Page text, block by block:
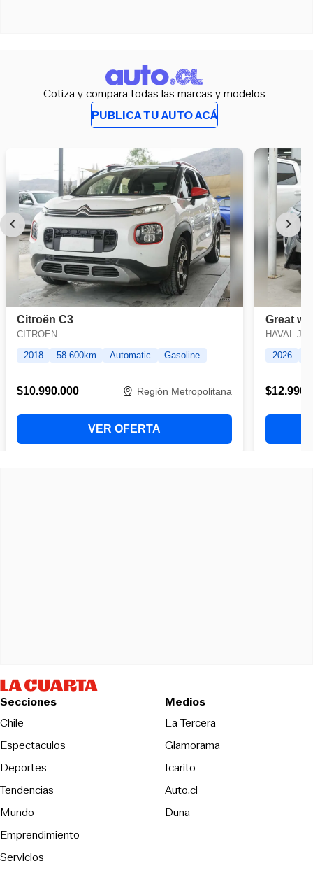
Cotiza y compara todas las marcas y modelos
PUBLICA TU AUTO ACÁ
Secciones
Chile
Espectaculos
Deportes
Tendencias
Mundo
Emprendimiento
Servicios
Medios
La TerceraOpens in new
Glamorama
Icarito
Auto.cl
DunaOpens in new window